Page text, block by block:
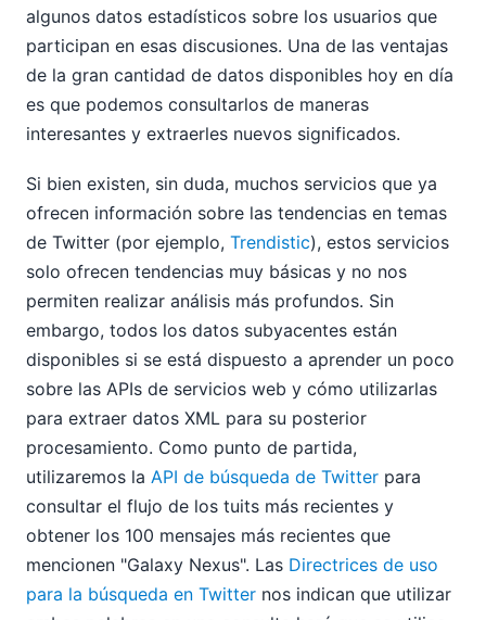
algunos datos estadísticos sobre los usuarios que
participan en esas discusiones. Una de las ventajas
de la gran cantidad de datos disponibles hoy en día
es que podemos consultarlos de maneras
interesantes y extraerles nuevos significados.
Si bien existen, sin duda, muchos servicios que ya
ofrecen información sobre las tendencias en temas
de Twitter (por ejemplo, Trendistic), estos servicios
solo ofrecen tendencias muy básicas y no nos
permiten realizar análisis más profundos. Sin
embargo, todos los datos subyacentes están
disponibles si se está dispuesto a aprender un poco
sobre las APIs de servicios web y cómo utilizarlas
para extraer datos XML para su posterior
procesamiento. Como punto de partida,
utilizaremos la API de búsqueda de Twitter para
consultar el flujo de los tuits más recientes y
obtener los 100 mensajes más recientes que
mencionen "Galaxy Nexus". Las Directrices de uso
para la búsqueda en Twitter nos indican que utilizar